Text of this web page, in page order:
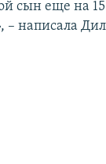
сын еще на
написала